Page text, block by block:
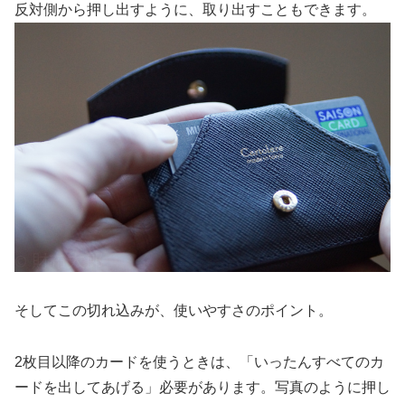
反対側から押し出すように、取り出すこともできます。
そしてこの切れ込みが、使いやすさのポイント。
2枚目以降のカードを使うときは、「いったんすべてのカ
ードを出してあげる」必要があります。写真のように押し